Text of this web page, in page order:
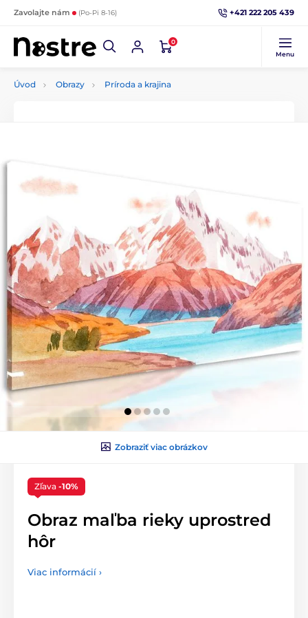
Zavolajte nám (Po-Pi 8-16) +421 222 205 439
0
Menu
Úvod Obrazy Príroda a krajina
Zobraziť viac obrázkov
Zľava -10%
Obraz maľba rieky uprostred
hôr
Viac informácií ›